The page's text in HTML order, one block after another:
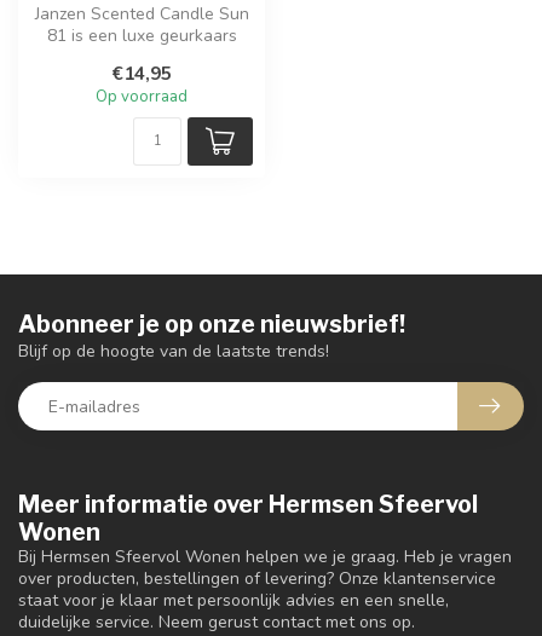
Janzen Scented Candle Sun
81 is een luxe geurkaars
zon...
€14,95
Op voorraad
Meer informatie over Hermsen Sfeervol
Wonen
Bij Hermsen Sfeervol Wonen helpen we je graag. Heb je vragen
over producten, bestellingen of levering? Onze klantenservice
staat voor je klaar met persoonlijk advies en een snelle,
duidelijke service. Neem gerust contact met ons op.
Abonneer je op onze nieuwsbrief!
Blijf op de hoogte van de laatste trends!